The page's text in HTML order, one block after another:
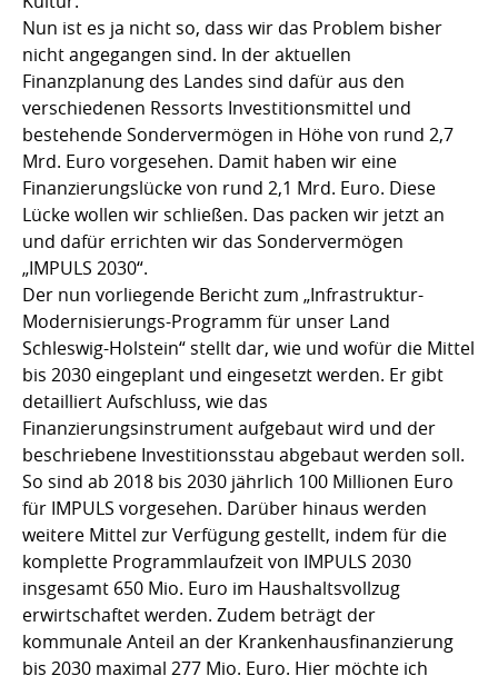
Nun ist es ja nicht so, dass wir das Problem bisher
nicht angegangen sind. In der aktuellen
Finanzplanung des Landes sind dafür aus den
verschiedenen Ressorts Investitionsmittel und
bestehende Sondervermögen in Höhe von rund 2,7
Mrd. Euro vorgesehen. Damit haben wir eine
Finanzierungslücke von rund 2,1 Mrd. Euro. Diese
Lücke wollen wir schließen. Das packen wir jetzt an
und dafür errichten wir das Sondervermögen
„IMPULS 2030“.
Der nun vorliegende Bericht zum „Infrastruktur-
Modernisierungs-Programm für unser Land
Schleswig-Holstein“ stellt dar, wie und wofür die Mittel
bis 2030 eingeplant und eingesetzt werden. Er gibt
detailliert Aufschluss, wie das
Finanzierungsinstrument aufgebaut wird und der
beschriebene Investitionsstau abgebaut werden soll.
So sind ab 2018 bis 2030 jährlich 100 Millionen Euro
für IMPULS vorgesehen. Darüber hinaus werden
weitere Mittel zur Verfügung gestellt, indem für die
komplette Programmlaufzeit von IMPULS 2030
insgesamt 650 Mio. Euro im Haushaltsvollzug
erwirtschaftet werden. Zudem beträgt der
kommunale Anteil an der Krankenhausfinanzierung
bis 2030 maximal 277 Mio. Euro. Hier möchte ich